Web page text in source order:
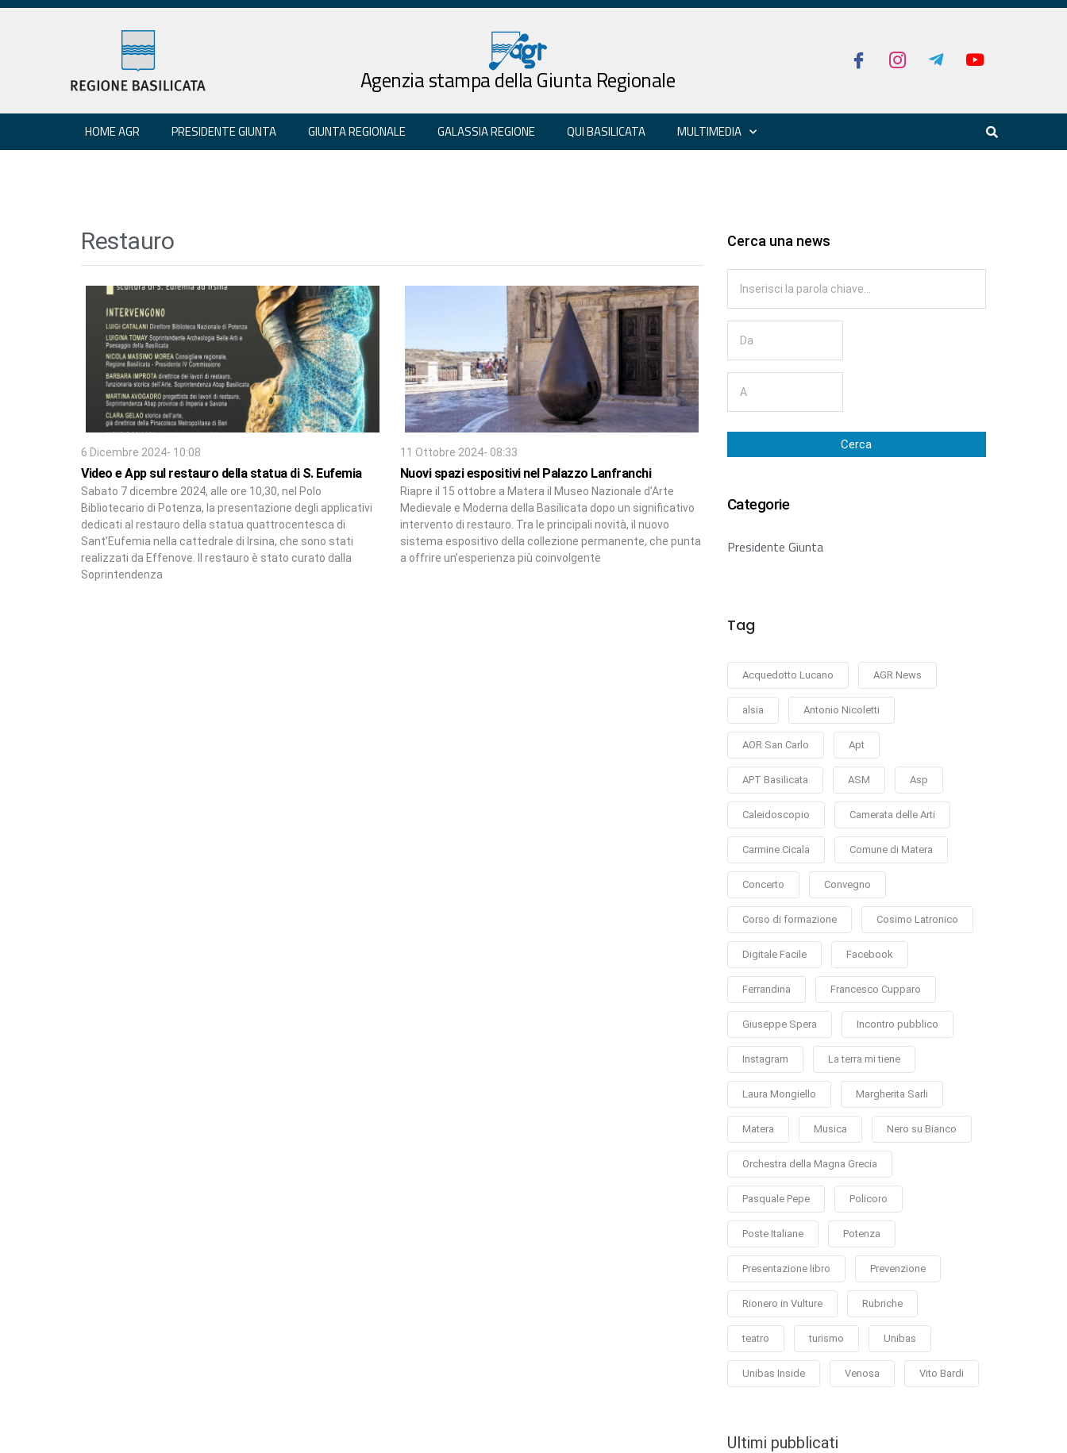
Agenzia stampa della Giunta Regionale
HOME AGR PRESIDENTE GIUNTA GIUNTA REGIONALE GALASSIA REGIONE QUI BASILICATA MULTIMEDIA
Restauro
6 Dicembre 2024- 10:08
Video e App sul restauro della statua di S. Eufemia
Sabato 7 dicembre 2024, alle ore 10,30, nel Polo
Bibliotecario di Potenza, la presentazione degli applicativi
dedicati al restauro della statua quattrocentesca di
Sant’Eufemia nella cattedrale di Irsina, che sono stati
realizzati da Effenove. Il restauro è stato curato dalla
Soprintendenza
11 Ottobre 2024- 08:33
Nuovi spazi espositivi nel Palazzo Lanfranchi
Riapre il 15 ottobre a Matera il Museo Nazionale d’Arte
Medievale e Moderna della Basilicata dopo un significativo
intervento di restauro. Tra le principali novità, il nuovo
sistema espositivo della collezione permanente, che punta
a offrire un’esperienza più coinvolgente
Cerca una news
Cerca
Categorie
Presidente Giunta
Tag
Acquedotto Lucano AGR News
alsia Antonio Nicoletti
AOR San Carlo Apt
APT Basilicata ASM Asp
Caleidoscopio Camerata delle Arti
Carmine Cicala Comune di Matera
Concerto Convegno
Corso di formazione Cosimo Latronico
Digitale Facile Facebook
Ferrandina Francesco Cupparo
Giuseppe Spera Incontro pubblico
Instagram La terra mi tiene
Laura Mongiello Margherita Sarli
Matera Musica Nero su Bianco
Orchestra della Magna Grecia
Pasquale Pepe Policoro
Poste Italiane Potenza
Presentazione libro Prevenzione
Rionero in Vulture Rubriche
teatro turismo Unibas
Unibas Inside Venosa Vito Bardi
Ultimi pubblicati